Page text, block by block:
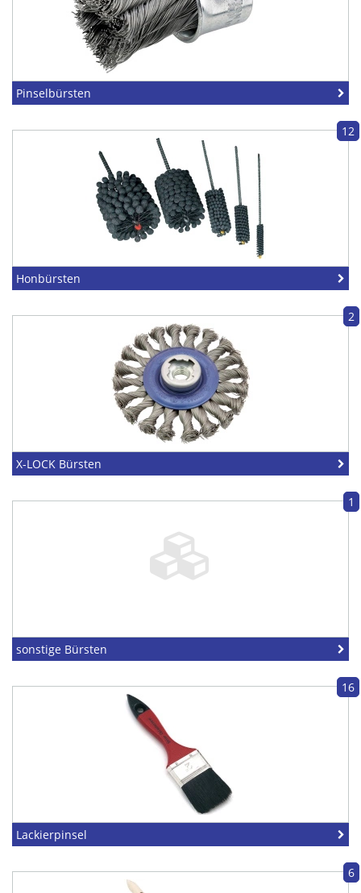
Pinselbürsten
12
Honbürsten
2
X-LOCK Bürsten
1
sonstige Bürsten
16
Lackierpinsel
6